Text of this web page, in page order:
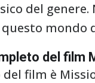
del
mondo
del film
film è